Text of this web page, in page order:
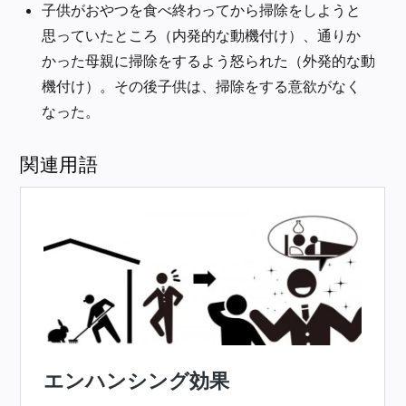
子供がおやつを食べ終わってから掃除をしようと
思っていたところ（内発的な動機付け）、通りか
かった母親に掃除をするよう怒られた（外発的な動
機付け）。その後子供は、掃除をする意欲がなく
なった。
関連用語